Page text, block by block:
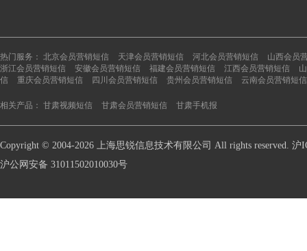
热门服务： 北京会员营销短信 天津会员营销短信 河北会员营销短信
山西会员
浙江会员营销短信
安徽会员营销短信 福建会员营销短信 江西会员营销短信
信
重庆会员营销短信 四川会员营销短信 贵州会员营销短信 云南会员营销短信
相关产品： 甘肃视频短信 甘肃会员营销短信 甘肃手机报
Copyright © 2004-2026 上海思锐信息技术有限公司 All rights reserved. 沪
沪公网安备 31011502010030号